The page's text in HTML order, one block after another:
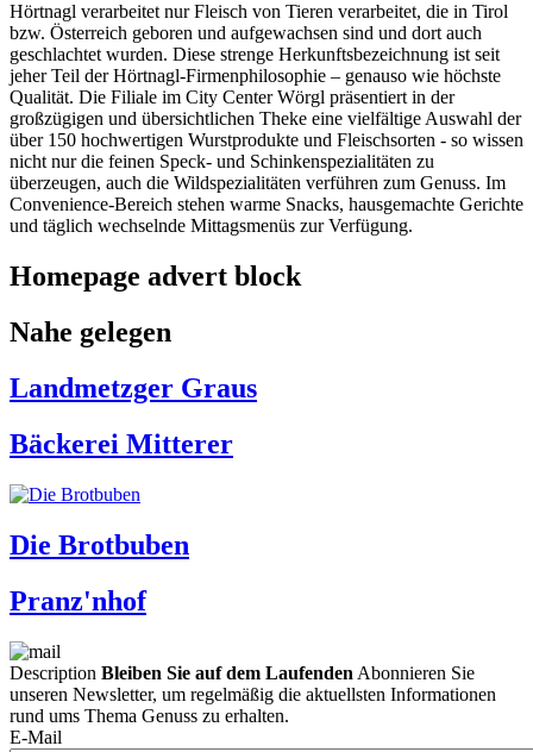
Hörtnagl verarbeitet nur Fleisch von Tieren verarbeitet, die in Tirol
bzw. Österreich geboren und aufgewachsen sind und dort auch
geschlachtet wurden. Diese strenge Herkunftsbezeichnung ist seit
jeher Teil der Hörtnagl-Firmenphilosophie – genauso wie höchste
Qualität. Die Filiale im City Center Wörgl präsentiert in der
großzügigen und übersichtlichen Theke eine vielfältige Auswahl der
über 150 hochwertigen Wurstprodukte und Fleischsorten - so wissen
nicht nur die feinen Speck- und Schinkenspezialitäten zu
überzeugen, auch die Wildspezialitäten verführen zum Genuss. Im
Convenience-Bereich stehen warme Snacks, hausgemachte Gerichte
und täglich wechselnde Mittagsmenüs zur Verfügung.
Homepage advert block
Nahe gelegen
Landmetzger Graus
Bäckerei Mitterer
Die Brotbuben
Pranz'nhof
Description Bleiben Sie auf dem Laufenden Abonnieren Sie
unseren Newsletter, um regelmäßig die aktuellsten Informationen
rund ums Thema Genuss zu erhalten.
E-Mail